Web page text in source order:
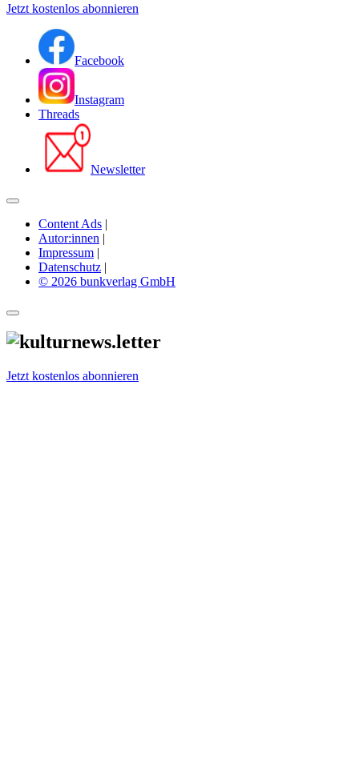
Jetzt kostenlos abonnieren
Facebook
Instagram
Threads
Newsletter
Content Ads |
Autor:innen |
Impressum |
Datenschutz |
© 2026 bunkverlag GmbH
Jetzt kostenlos abonnieren